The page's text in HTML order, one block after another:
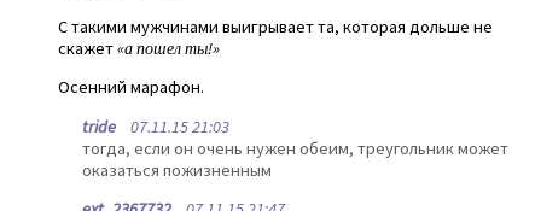
С такими мужчинами выигрывает та, которая дольше не
скажет«а пошел ты!»
Осенний марафон.
tride 07.11.15 21:03
тогда, если он очень нужен обеим, треугольник может
оказаться пожизненным